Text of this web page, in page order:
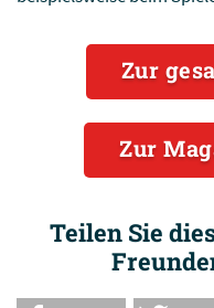
Zur
Zur
Teilen Sie